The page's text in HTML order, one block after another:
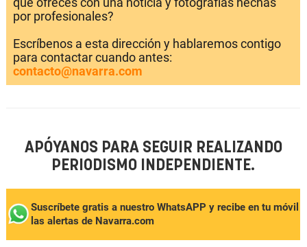
por profesionales?
Escríbenos a esta dirección y hablaremos contigo
para contactar cuando antes:
contacto@navarra.com
APÓYANOS PARA SEGUIR REALIZANDO
PERIODISMO INDEPENDIENTE.
Suscríbete gratis a nuestro WhatsAPP y recibe en tu móvil
las alertas de Navarra.com